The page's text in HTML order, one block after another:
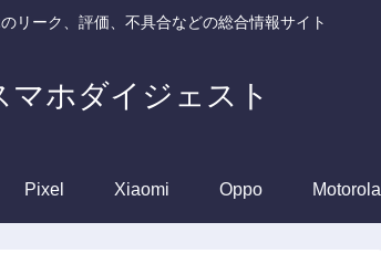
リーク、評価、不具合などの総合情報サイト
マホダイジェスト
Pixel Xiaomi Oppo Motorola